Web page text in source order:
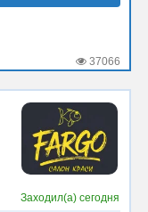
37066
Заходил(а) сегодня